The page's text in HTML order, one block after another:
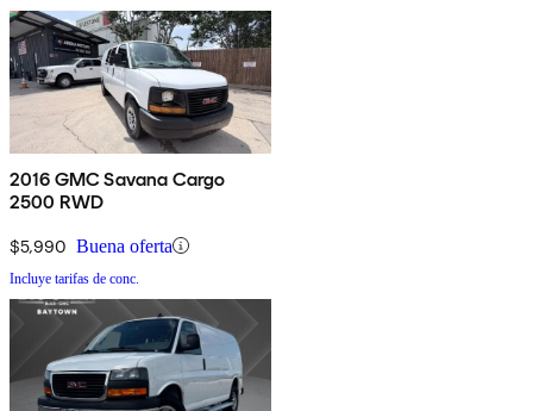
2016 GMC Savana Cargo
2500 RWD
$5,990 Buena oferta
Incluye tarifas de conc.